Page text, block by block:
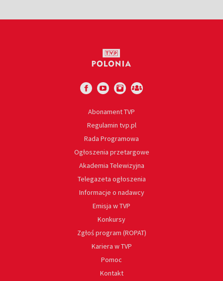
Abonament TVP
Regulamin tvp.pl
Rada Programowa
Ogłoszenia przetargowe
Akademia Telewizyjna
Telegazeta ogłoszenia
Informacje o nadawcy
Emisja w TVP
Konkursy
Zgłoś program (ROPAT)
Kariera w TVP
Pomoc
Kontakt